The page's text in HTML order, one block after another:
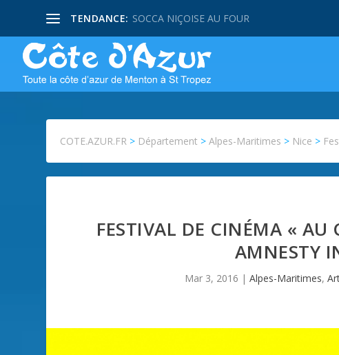
TENDANCE: SOCCA NIÇOISE AU FOUR
COTE.AZUR.FR > Département >Alpes-Maritimes > Nice >
FESTIVAL DE CINÉMA « AU
AMNESTY
Mar 3, 2016 | Alpes-Maritimes,